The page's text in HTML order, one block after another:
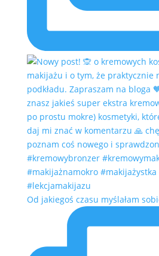
Od jakiegoś czasu myślałam